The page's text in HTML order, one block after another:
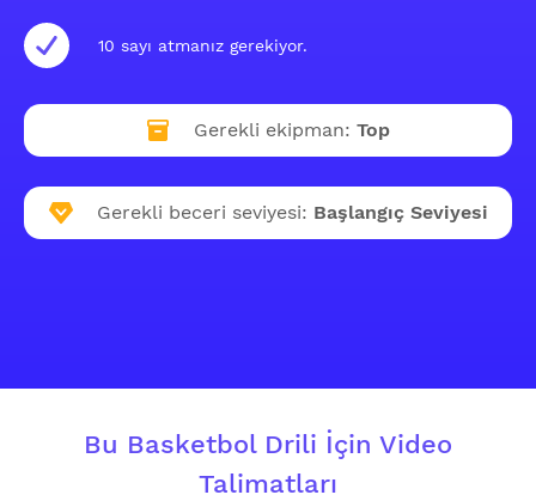
10 sayı atmanız gerekiyor.
Gerekli ekipman: Top
Gerekli beceri seviyesi: Başlangıç Seviyesi
Bu Basketbol Drili İçin Video
Talimatları